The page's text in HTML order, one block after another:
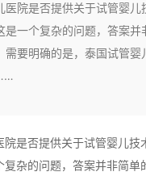
医院是否提供关于试管婴儿
是一个复杂的问题，答案并
需要明确的是，泰国试管婴
院是否提供关于试管婴儿技
杂的问题，答案并非简单的